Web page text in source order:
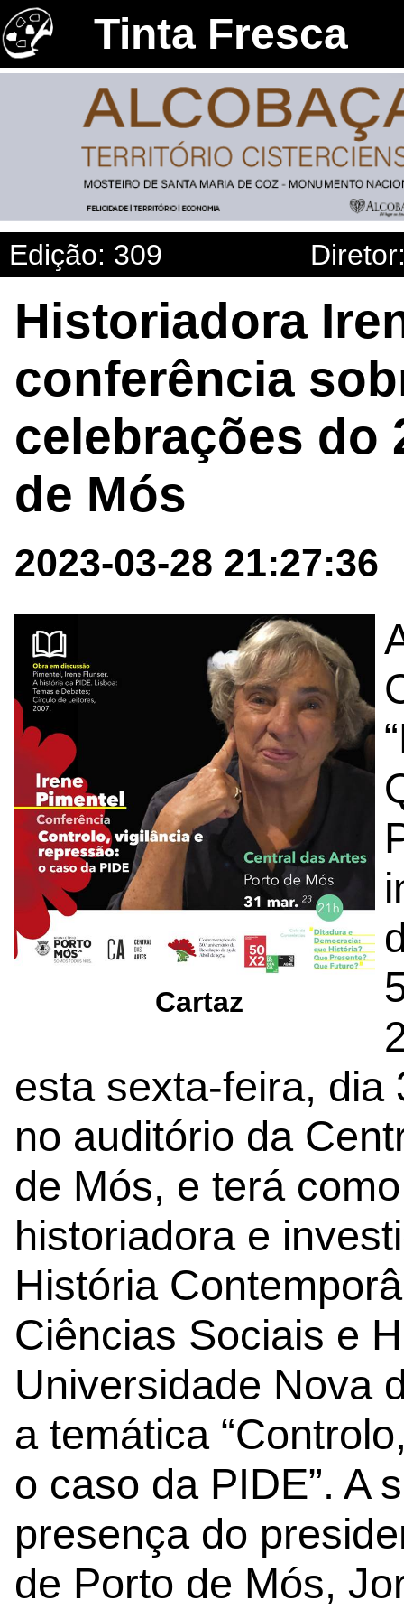
Tinta Fresca
Edição: 309
Historiadora
conferência
celebrações do
de Mós
2023-03-28 21:27:36
Cartaz
esta sexta-feira, dia
no auditório da
de Mós, e terá
historiadora e
História
Ciências Sociais e
Universidade Nova
a temática
o caso da PIDE”. A
presença do
de Porto de Mós,